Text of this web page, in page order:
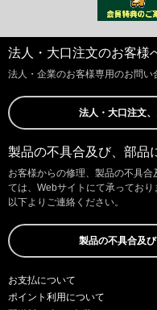
法人・大口注文のお客様
法人・企業のお客様専用のお問い
法人・大口注文
製品の不具合及び、部品
お客様からの修理、製品の不具
ては、Webサイトにて承っており
以下よりご連絡ください。
製品の不具合及
お支払について
ポイント利用について